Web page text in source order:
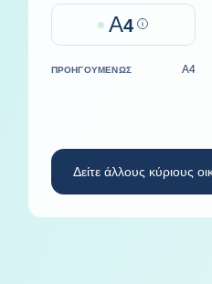
A4 Help
ΠΡΟΗΓΟΥΜΈΝΩΣ A4
Δείτε άλλους κύριους